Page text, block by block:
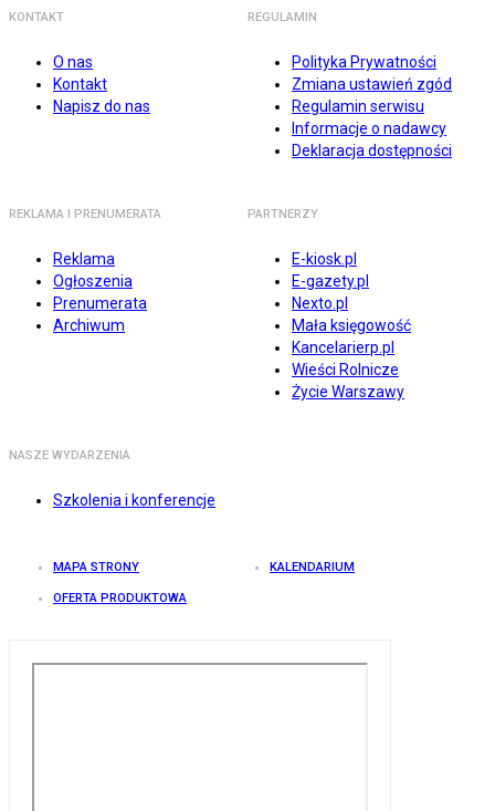
KONTAKT
O nas
Kontakt
Napisz do nas
REGULAMIN
Polityka Prywatności
Zmiana ustawień zgód
Regulamin serwisu
Informacje o nadawcy
Deklaracja dostępności
REKLAMA I PRENUMERATA
Reklama
Ogłoszenia
Prenumerata
Archiwum
PARTNERZY
E-kiosk.pl
E-gazety.pl
Nexto.pl
Mała księgowość
Kancelarierp.pl
Wieści Rolnicze
Życie Warszawy
NASZE WYDARZENIA
Szkolenia i konferencje
MAPA STRONY KALENDARIUM
OFERTA PRODUKTOWA